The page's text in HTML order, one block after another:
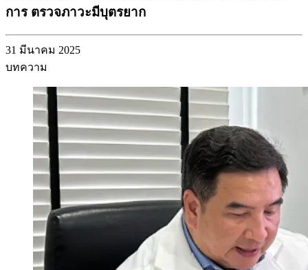
การ ตรวจภาวะมีบุตรยาก
31 มีนาคม 2025
บทความ